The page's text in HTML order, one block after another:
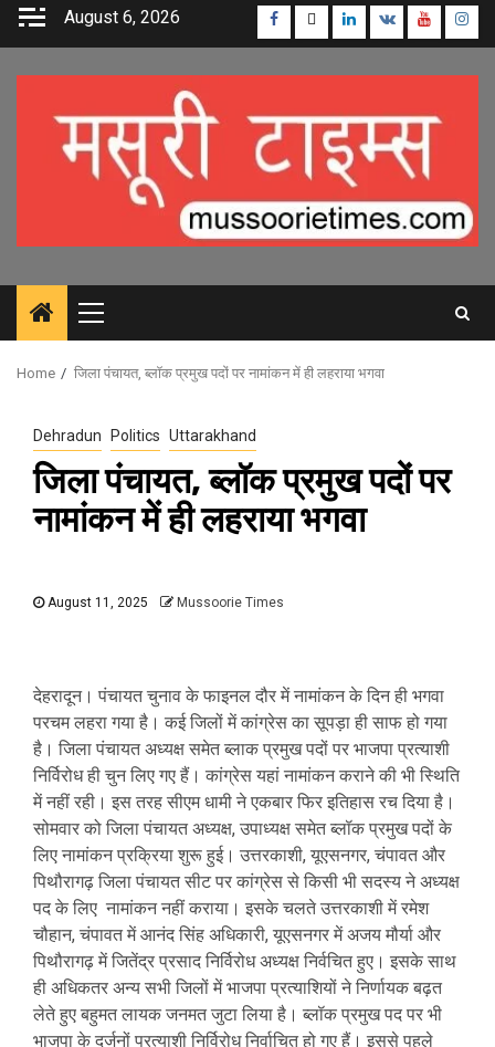
Skip
August 6, 2026 Facebook
TwitterLinkedin
VK Youtube
Primary
Menu
Home जिला पंचायत, ब्लॉक प्रमुख पदों पर नामांकन में ही लहराया भगवा
Dehradun Politics Uttarakhand
जिला पंचायत, ब्लॉक प्रमुख पदों पर
नामांकन में ही लहराया भगवा
August 11, 2025 Mussoorie Times
देहरादून। पंचायत चुनाव के फाइनल दौर में नामांकन के दिन ही भगवा
परचम लहरा गया है। कई जिलों में कांग्रेस का सूपड़ा ही साफ हो गया
है। जिला पंचायत अध्यक्ष समेत ब्लाक प्रमुख पदों पर भाजपा प्रत्याशी
निर्विरोध ही चुन लिए गए हैं। कांग्रेस यहां नामांकन कराने की भी स्थिति
में नहीं रही। इस तरह सीएम धामी ने एकबार फिर इतिहास रच दिया है।
सोमवार को जिला पंचायत अध्यक्ष, उपाध्यक्ष समेत ब्लॉक प्रमुख पदों के
लिए नामांकन प्रक्रिया शुरू हुई। उत्तरकाशी, यूएसनगर, चंपावत और
पिथौरागढ़ जिला पंचायत सीट पर कांग्रेस से किसी भी सदस्य ने अध्यक्ष
पद के लिए नामांकन नहीं कराया। इसके चलते उत्तरकाशी में रमेश
चौहान, चंपावत में आनंद सिंह अधिकारी, यूएसनगर में अजय मौर्या और
पिथौरागढ़ में जितेंद्र प्रसाद निर्विरोध अध्यक्ष निर्वचित हुए। इसके साथ
ही अधिकतर अन्य सभी जिलों में भाजपा प्रत्याशियों ने निर्णायक बढ़त
लेते हुए बहुमत लायक जनमत जुटा लिया है। ब्लॉक प्रमुख पद पर भी
भाजपा के दर्जनों प्रत्याशी निर्विरोध निर्वाचित हो गए हैं। इससे पहले